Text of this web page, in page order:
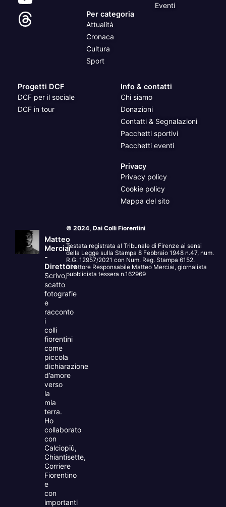
Per categoria
Attualità
Cronaca
Cultura
Sport
Eventi
Progetti DCF
DCF per il sociale
DCF in tour
Info & contatti
Chi siamo
Donazioni
Contatti & Segnalazioni
Pacchetti sportivi
Pacchetti eventi
Privacy
Privacy policy
Cookie policy
Mappa del sito
Matteo
Merciai
-
Direttore
Scrivo,
scatto
fotografie
e
racconto
i
colli
fiorentini
come
piccola
dichiarazione
d’amore
verso
la
mia
terra.
Ho
collaborato
con
Calciopiù,
Chiantisette,
Corriere
Fiorentino
e
con
importanti
© 2024, Dai Colli Fiorentini
Testata registrata al Tribunale di Firenze ai sensi
della Legge sulla Stampa 8 Febbraio 1948 n.47, num.
R.G. 12957/2021 con Num. Reg. Stampa 6152.
Direttore Responsabile Matteo Merciai, giornalista
pubblicista tessera n.162969